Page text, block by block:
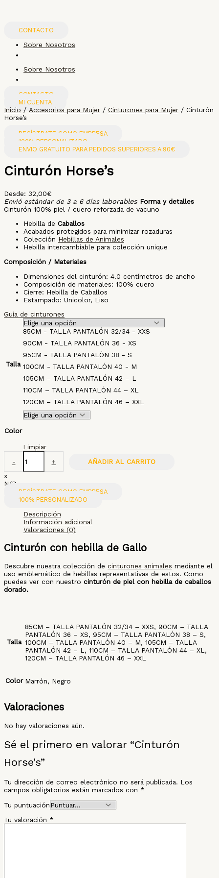
CONTACTO
Sobre Nosotros
Sobre Nosotros
CONTACTO
MI CUENTA
Inicio / Accesorios para Mujer / Cinturones para Mujer / Cinturón
Horse’s
REGÍSTRATE COMO EMPRESA
100% PERSONALIZADO
ENVIO GRATUITO PARA PEDIDOS SUPERIORES A 90€
Cinturón Horse’s
Desde: 32,00€
Envió estándar de 3 a 6 días laborables Forma y detalles
Cinturón 100% piel / cuero reforzada de vacuno
Hebilla de Caballos
Acabados protegidos para minimizar rozaduras
Colección Hebillas de Animales
Hebilla intercambiable para colección unique
Composición / Materiales
Dimensiones del cinturón: 4.0 centímetros de ancho
Composición de materiales: 100% cuero
Cierre: Hebilla de Caballos
Estampado: Unicolor, Liso
Guia de cinturones
Talla
85CM - TALLA PANTALÓN 32/34 - XXS
90CM - TALLA PANTALÓN 36 - XS
95CM - TALLA PANTALÓN 38 - S
100CM - TALLA PANTALÓN 40 - M
105CM – TALLA PANTALÓN 42 – L
110CM – TALLA PANTALÓN 44 – XL
120CM – TALLA PANTALÓN 46 – XXL
Color
Limpiar
-
+
AÑADIR AL CARRITO
x
N/D
REGÍSTRATE COMO EMPRESA
100% PERSONALIZADO
Descripción
Información adicional
Valoraciones (0)
Cinturón con hebilla de Gallo
Descubre nuestra colección de cinturones animales mediante el
uso emblemático de hebillas representativas de estos. Como
puedes ver con nuestro cinturón de piel con hebilla de caballos
dorado.
Talla
85CM – TALLA PANTALÓN 32/34 – XXS, 90CM – TALLA
PANTALÓN 36 – XS, 95CM – TALLA PANTALÓN 38 – S,
100CM – TALLA PANTALÓN 40 – M, 105CM – TALLA
PANTALÓN 42 – L, 110CM – TALLA PANTALÓN 44 – XL,
120CM – TALLA PANTALÓN 46 – XXL
Color Marrón, Negro
Valoraciones
No hay valoraciones aún.
Sé el primero en valorar “Cinturón
Horse’s”
Tu dirección de correo electrónico no será publicada. Los
campos obligatorios están marcados con *
Tu puntuación
Tu valoración *